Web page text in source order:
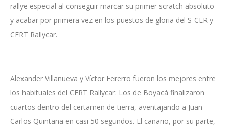
rallye especial al conseguir marcar su primer scratch absoluto
y acabar por primera vez en los puestos de gloria del S-CER y
CERT Rallycar.
Alexander Villanueva y Víctor Fererro fueron los mejores entre
los habituales del CERT Rallycar. Los de Boyacá finalizaron
cuartos dentro del certamen de tierra, aventajando a Juan
Carlos Quintana en casi 50 segundos. El canario, por su parte,